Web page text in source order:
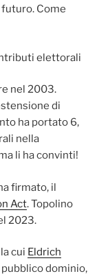
Come
nel 2003.
di
ha portato 6,
nella
li ha convinti!
firmato, il
Act. Topolino
2023.
cui Eldrich
dominio,